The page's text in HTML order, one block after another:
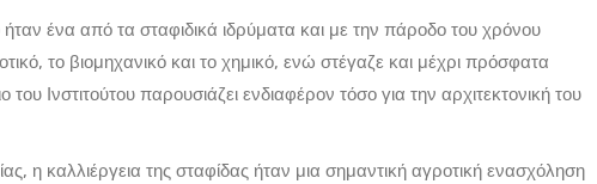
ήταν ένα από τα σταφιδικά ιδρύματα και με την πάροδο του χρόνου
το βιομηχανικό και το χημικό, ενώ στέγαζε και μέχρι πρόσφατα
του Ινστιτούτου παρουσιάζει ενδιαφέρον τόσο για την αρχιτεκτονική του
η καλλιέργεια της σταφίδας ήταν μια σημαντική αγροτική ενασχόληση